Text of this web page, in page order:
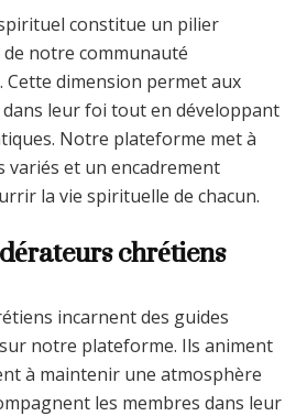
constitue un pilier
notre communauté
dimension permet aux
leur foi tout en développant
Notre plateforme met à
variés et un encadrement
la vie spirituelle de chacun.
chrétiens
incarnent des guides
notre plateforme. Ils animent
à maintenir une atmosphère
les membres dans leur